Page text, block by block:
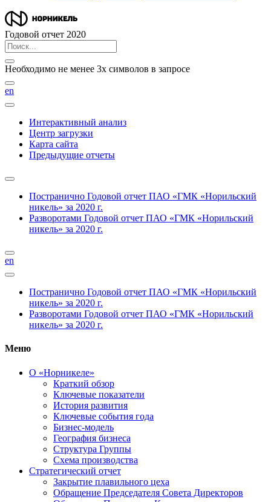
Годовой отчет 2020
Необходимо не менее 3х символов в запросе
en
Интерактивный анализ
Центр загрузки
Карта сайта
Предыдущие отчеты
Постранично Годовой отчет ПАО «ГМК «Норильский
никель» за 2020 г.
Разворотами Годовой отчет ПАО «ГМК «Норильский
никель» за 2020 г.
en
Постранично Годовой отчет ПАО «ГМК «Норильский
никель» за 2020 г.
Разворотами Годовой отчет ПАО «ГМК «Норильский
никель» за 2020 г.
Меню
О «Норникеле»
Краткий обзор
Ключевые показатели
История развития
Ключевые события года
Бизнес-модель
География бизнеса
Структура Группы
Схема производства
Стратегический отчет
Закрытие плавильного цеха
Обращение Председателя Совета Директоров